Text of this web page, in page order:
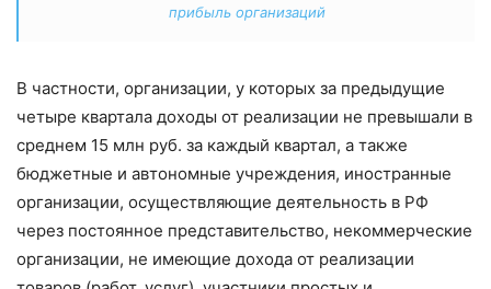
прибыль организаций
В частности, организации, у которых за предыдущие
четыре квартала доходы от реализации не превышали в
среднем 15 млн руб. за каждый квартал, а также
бюджетные и автономные учреждения, иностранные
организации, осуществляющие деятельность в РФ
через постоянное представительство, некоммерческие
организации, не имеющие дохода от реализации